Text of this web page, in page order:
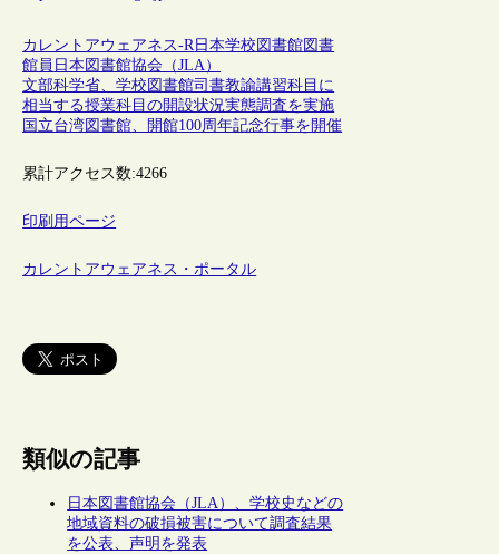
カレントアウェアネス-R 日本学校図書館図書
館員 日本図書館協会（JLA）
文部科学省、学校図書館司書教諭講習科目に
相当する授業科目の開設状況実態調査を実施
国立台湾図書館、開館100周年記念行事を開催
累計アクセス数:4266
印刷用ページ
カレントアウェアネス・ポータル
類似の記事
日本図書館協会（JLA）、学校史などの
地域資料の破損被害について調査結果
を公表、声明を発表